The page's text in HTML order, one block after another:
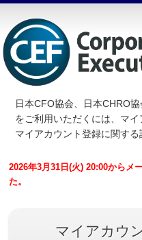
日本CFO協会、日本CHRO
をご利用いただくには、マイ
マイアカウント登録に関する
2026年3月31日(火) 20:00からメ
た。
マイアカウ